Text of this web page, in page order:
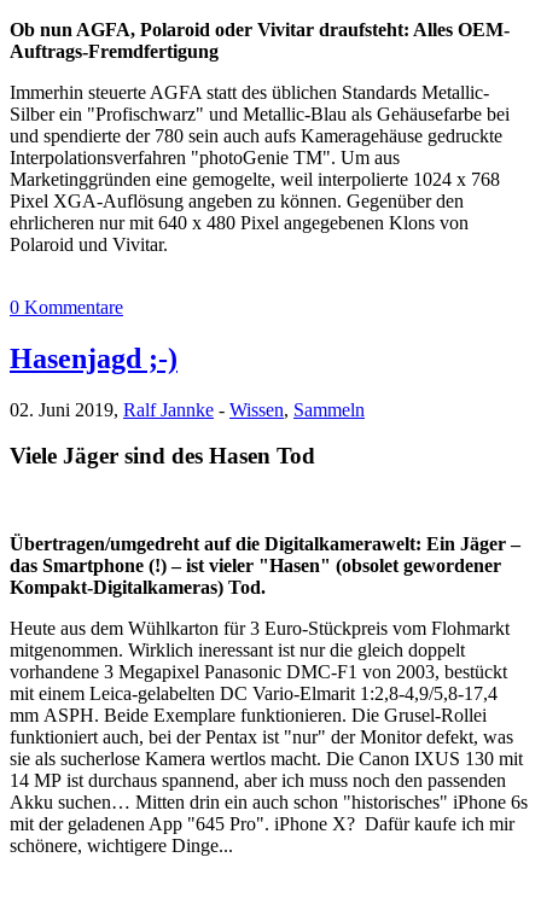
Ob nun AGFA, Polaroid oder Vivitar draufsteht: Alles OEM-
Auftrags-Fremdfertigung
Immerhin steuerte AGFA statt des üblichen Standards Metallic-
Silber ein "Profischwarz" und Metallic-Blau als Gehäusefarbe bei
und spendierte der 780 sein auch aufs Kameragehäuse gedruckte
Interpolationsverfahren "photoGenie TM". Um aus
Marketinggründen eine gemogelte, weil interpolierte 1024 x 768
Pixel XGA-Auflösung angeben zu können. Gegenüber den
ehrlicheren nur mit 640 x 480 Pixel angegebenen Klons von
Polaroid und Vivitar.
0 Kommentare
Hasenjagd ;-)
02. Juni 2019, Ralf Jannke - Wissen, Sammeln
Viele Jäger sind des Hasen Tod
Übertragen/umgedreht auf die Digitalkamerawelt: Ein Jäger –
das Smartphone (!) – ist vieler "Hasen" (obsolet gewordener
Kompakt-Digitalkameras) Tod.
Heute aus dem Wühlkarton für 3 Euro-Stückpreis vom Flohmarkt
mitgenommen. Wirklich ineressant ist nur die gleich doppelt
vorhandene 3 Megapixel Panasonic DMC-F1 von 2003, bestückt
mit einem Leica-gelabelten DC Vario-Elmarit 1:2,8-4,9/5,8-17,4
mm ASPH. Beide Exemplare funktionieren. Die Grusel-Rollei
funktioniert auch, bei der Pentax ist "nur" der Monitor defekt, was
sie als sucherlose Kamera wertlos macht. Die Canon IXUS 130 mit
14 MP ist durchaus spannend, aber ich muss noch den passenden
Akku suchen… Mitten drin ein auch schon "historisches" iPhone 6s
mit der geladenen App "645 Pro". iPhone X? Dafür kaufe ich mir
schönere, wichtigere Dinge...